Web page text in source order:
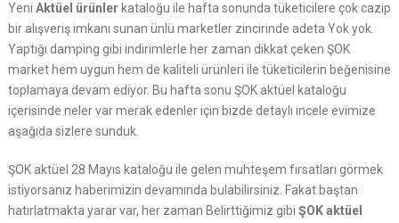
Yeni Aktüel ürünler kataloğu ile hafta sonunda tüketicilere çok cazip
bir alışveriş imkanı sunan ünlü marketler zincirinde adeta Yok yok.
Yaptığı damping gibi indirimlerle her zaman dikkat çeken ŞOK
market hem uygun hem de kaliteli ürünleri ile tüketicilerin beğenisine
toplamaya devam ediyor. Bu hafta sonu ŞOK aktüel kataloğu
içerisinde neler var merak edenler için bizde detaylı incele evimize
aşağıda sizlere sunduk.
ŞOK aktüel 28 Mayıs kataloğu ile gelen muhteşem fırsatları görmek
istiyorsanız haberimizin devamında bulabilirsiniz. Fakat baştan
hatırlatmakta yarar var, her zaman Belirttiğimiz gibi ŞOK aktüel